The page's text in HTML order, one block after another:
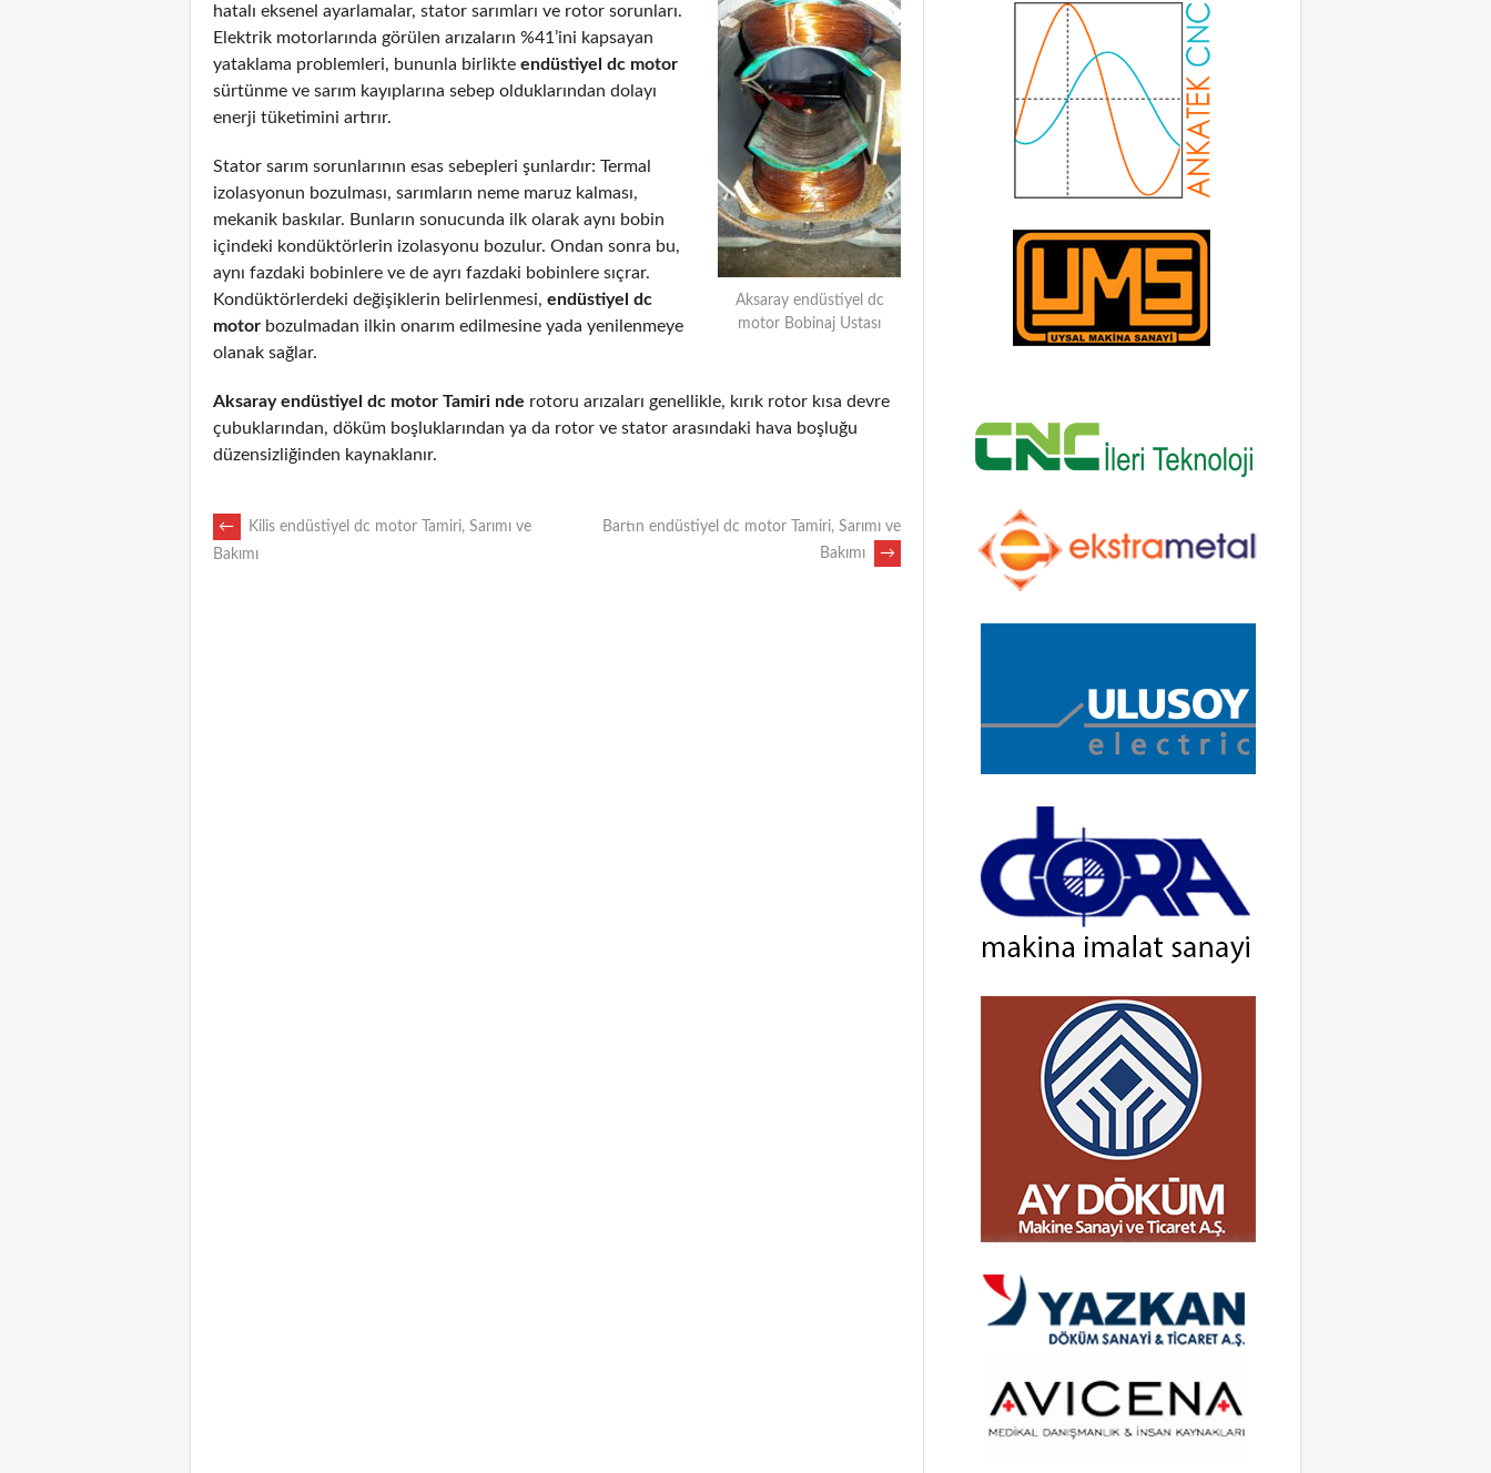
Aksaray endüstiyel dc
motor Bobinaj Ustası
hatalı eksenel ayarlamalar, stator sarımları ve rotor sorunları.
Elektrik motorlarında görülen arızaların %41’ini kapsayan
yataklama problemleri, bununla birlikte endüstiyel dc motor
sürtünme ve sarım kayıplarına sebep olduklarından dolayı
enerji tüketimini artırır.
Stator sarım sorunlarının esas sebepleri şunlardır: Termal
izolasyonun bozulması, sarımların neme maruz kalması,
mekanik baskılar. Bunların sonucunda ilk olarak aynı bobin
içindeki kondüktörlerin izolasyonu bozulur. Ondan sonra bu,
aynı fazdaki bobinlere ve de ayrı fazdaki bobinlere sıçrar.
Kondüktörlerdeki değişiklerin belirlenmesi, endüstiyel dc
motor bozulmadan ilkin onarım edilmesine yada yenilenmeye
olanak sağlar.
Aksaray endüstiyel dc motor Tamiri nde rotoru arızaları genellikle, kırık rotor kısa devre
çubuklarından, döküm boşluklarından ya da rotor ve stator arasındaki hava boşluğu
düzensizliğinden kaynaklanır.
POST
←
Kilis endüstiyel dc motor Tamiri, Sarımı ve
Bakımı
Bartın endüstiyel dc motor Tamiri, Sarımı ve
Bakımı
→